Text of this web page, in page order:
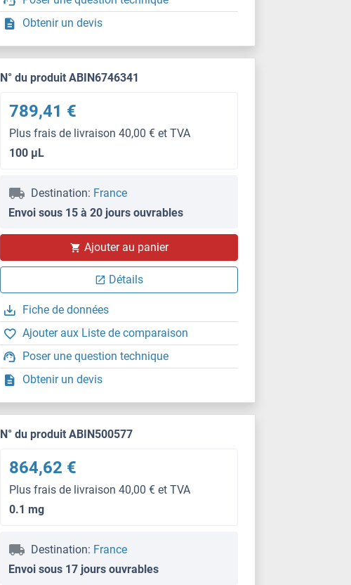
Obtenir un devis
N° du produit ABIN6746341
789,41 €
Plus frais de livraison 40,00 € et TVA
100 μL
Destination: France
Envoi sous 15 à 20 jours ouvrables
Ajouter au panier
Détails
Fiche de données
Ajouter aux Liste de comparaison
Poser une question technique
Obtenir un devis
N° du produit ABIN500577
864,62 €
Plus frais de livraison 40,00 € et TVA
0.1 mg
Destination: France
Envoi sous 17 jours ouvrables